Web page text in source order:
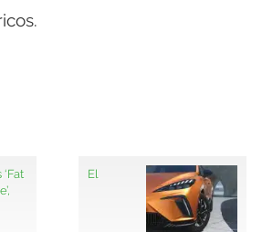
‘Fat
El